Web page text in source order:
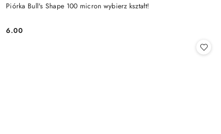
Piórka Bull's Shape 100 micron wybierz kształt!
Cena:
6.00